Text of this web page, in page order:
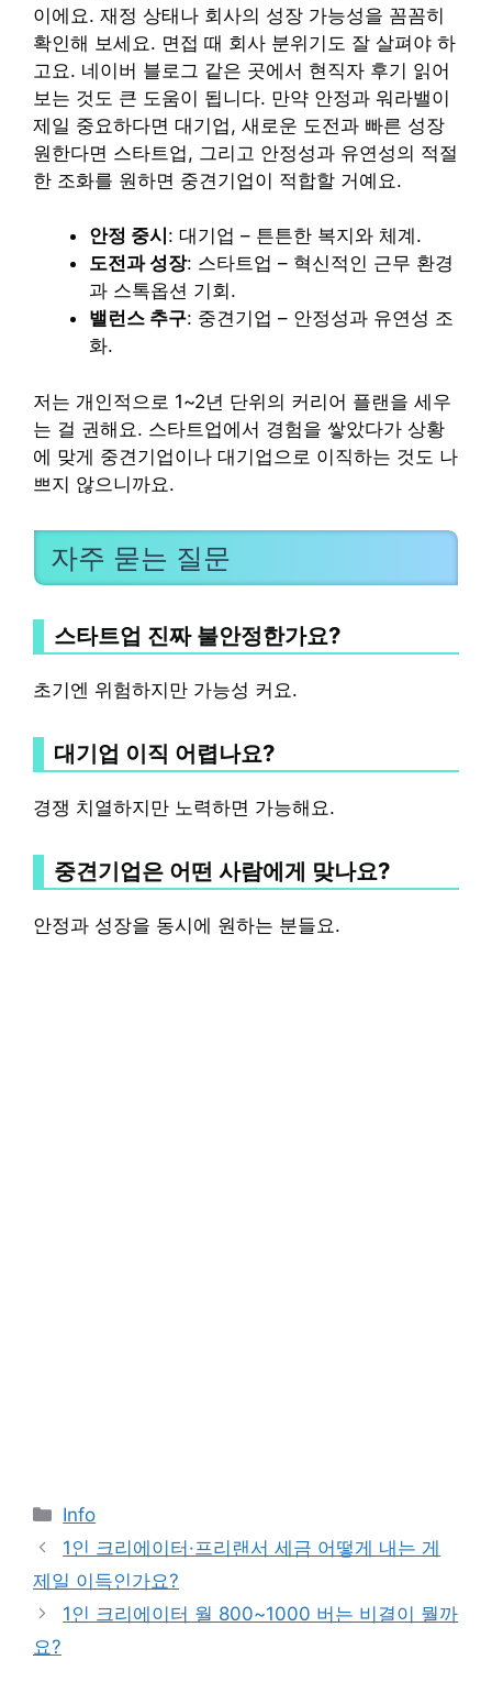
이에요. 재정 상태나 회사의 성장 가능성을 꼼꼼히
확인해 보세요. 면접 때 회사 분위기도 잘 살펴야 하
고요. 네이버 블로그 같은 곳에서 현직자 후기 읽어
보는 것도 큰 도움이 됩니다. 만약 안정과 워라밸이
제일 중요하다면 대기업, 새로운 도전과 빠른 성장
원한다면 스타트업, 그리고 안정성과 유연성의 적절
한 조화를 원하면 중견기업이 적합할 거예요.
안정 중시 : 대기업 – 튼튼한 복지와 체계.
도전과 성장: 스타트업 – 혁신적인 근무 환경
과 스톡옵션 기회.
밸런스 추구: 중견기업 – 안정성과 유연성 조
화.
저는 개인적으로 1~2년 단위의 커리어 플랜을 세우
는 걸 권해요. 스타트업에서 경험을 쌓았다가 상황
에 맞게 중견기업이나 대기업으로 이직하는 것도 나
쁘지 않으니까요.
자주 묻는 질문
스타트업 진짜 불안정한가요?
초기엔 위험하지만 가능성 커요.
대기업 이직 어렵나요?
경쟁 치열하지만 노력하면 가능해요.
중견기업은 어떤 사람에게 맞나요?
안정과 성장을 동시에 원하는 분들요.
Categories
Info
1인 크리에이터·프리랜서 세금 어떻게 내는 게
제일 이득인가요?
1인 크리에이터 월 800~1000 버는 비결이 뭘까
요?